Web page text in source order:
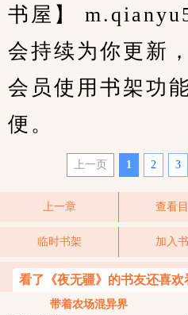
书屋】
会持续为你更新
会员使用书架功
便。
上一页 1 2 3
上一章 查看
临时书架 加入
看了《夜无疆》的书友还喜欢
带着农场混异界